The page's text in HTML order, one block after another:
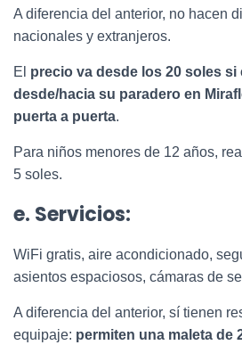
A diferencia del anterior, no hacen
nacionales y extranjeros.
El precio va desde los 20 soles si
desde/hacia su paradero en
puerta a puerta.
Para niños menores de 12 años,
5 soles.
e. Servicios:
WiFi gratis, aire acondicionado,
asientos espaciosos, cámaras de
A diferencia del anterior, sí tienen
equipaje: permiten una maleta de